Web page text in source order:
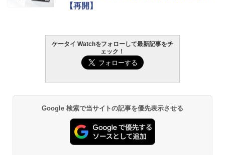
【再開】
ケータイ Watchをフォローして最新記事をチ
ェック！
Google 検索で当サイトの記事を優先表示させる